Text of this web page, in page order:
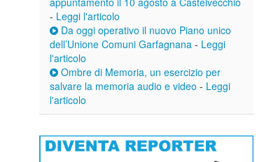
- Leggi l'articolo
Da oggi operativo il nuovo Piano unico
dell’Unione Comuni Garfagnana - Leggi
l'articolo
Ombre di Memoria, un esercizio per
salvare la memoria audio e video - Leggi
l'articolo